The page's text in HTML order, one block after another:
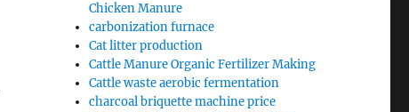
Chicken Manure
carbonization furnace
Cat litter production
Cattle Manure Organic Fertilizer Making
Cattle waste aerobic fermentation
charcoal briquette machine price